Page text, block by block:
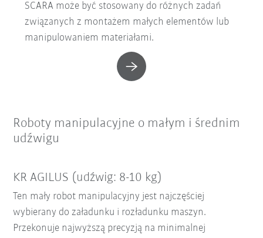
SCARA może być stosowany do różnych zadań
związanych z montażem małych elementów lub
manipulowaniem materiałami.
Roboty manipulacyjne o małym i średnim
udźwigu
KR AGILUS (udźwig: 8-10 kg)
Ten mały robot manipulacyjny jest najczęściej
wybierany do załadunku i rozładunku maszyn.
Przekonuje najwyższą precyzją na minimalnej